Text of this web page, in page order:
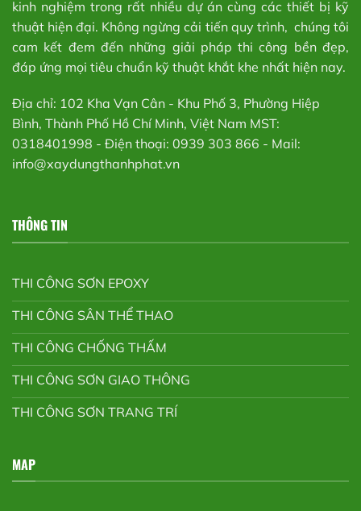
kinh nghiệm trong rất nhiều dự án cùng các thiết bị kỹ
thuật hiện đại. Không ngừng cải tiến quy trình, chúng tôi
cam kết đem đến những giải pháp thi công bền đẹp,
đáp ứng mọi tiêu chuẩn kỹ thuật khắt khe nhất hiện nay.
Địa chỉ: 102 Kha Vạn Cân - Khu Phố 3, Phường Hiệp
Bình, Thành Phố Hồ Chí Minh, Việt Nam MST:
0318401998 - Điện thoại: 0939 303 866 - Mail:
info@xaydungthanhphat.vn
THÔNG TIN
THI CÔNG SƠN EPOXY
THI CÔNG SÂN THỂ THAO
THI CÔNG CHỐNG THẤM
THI CÔNG SƠN GIAO THÔNG
THI CÔNG SƠN TRANG TRÍ
MAP